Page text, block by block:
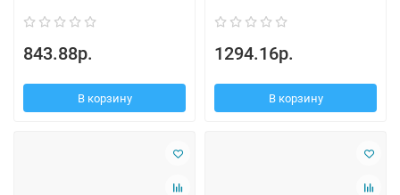
843.88р.
В корзину
1294.16р.
В корзину